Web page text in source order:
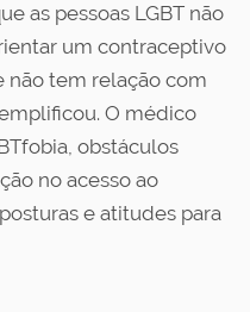
as pessoas LGBT não
um contraceptivo
não tem relação com
O médico
obstáculos
no acesso ao
e atitudes para